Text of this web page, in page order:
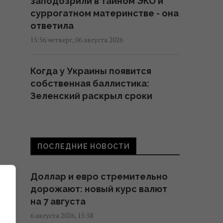
суррогатном материнстве - она
ответила
15:56 четверг, 06 августа 2026
Когда у Украины появится
собственная баллистика:
Зеленский раскрыл сроки
Во Вьетнаме обнаружили
самую большую пещеру: в ней
и Boeing 747
15:42 четверг, 06 августа 2026
ПОСЛЕДНИЕ НОВОСТИ
Доллар и евро стремительно
дорожают: новый курс валют
на 7 августа
6 августа 2026, 15:58